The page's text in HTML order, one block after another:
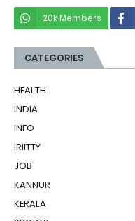
20k Members
CATEGORIES
HEALTH
INDIA
INFO
IRIITTY
JOB
KANNUR
KERALA